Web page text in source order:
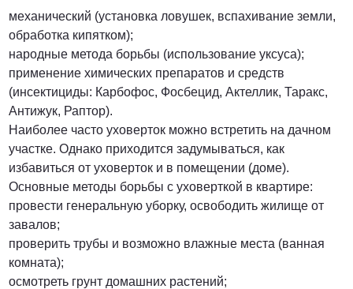
механический (установка ловушек, вспахивание земли,
обработка кипятком);
народные метода борьбы (использование уксуса);
применение химических препаратов и средств
(инсектициды: Карбофос, Фосбецид, Актеллик, Таракс,
Антижук, Раптор).
Наиболее часто уховерток можно встретить на дачном
участке. Однако приходится задумываться, как
избавиться от уховерток и в помещении (доме).
Основные методы борьбы с уховерткой в квартире:
провести генеральную уборку, освободить жилище от
завалов;
проверить трубы и возможно влажные места (ванная
комната);
осмотреть грунт домашних растений;